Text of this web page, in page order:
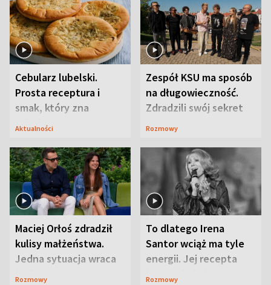
Cebularz lubelski.
Prosta receptura i
smak, który zna
Lubelszczyzna
Aktualności
Zespół KSU ma sposób
na długowieczność.
Zdradzili swój sekret
Rozmowy
Maciej Orłoś zdradził
kulisy małżeństwa.
Jedna sytuacja wraca
jak bumerang
Rozmowy
To dlatego Irena
Santor wciąż ma tyle
energii. Jej recepta
jest zaskakująco
Rozmowy